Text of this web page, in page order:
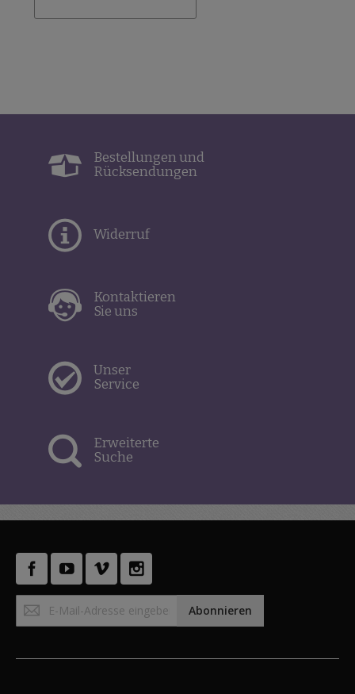
Bestellungen und
Rücksendungen
Widerruf
Kontaktieren
Sie uns
Unser
Service
Erweiterte
Suche
Anmeldung
zum
Abonnieren